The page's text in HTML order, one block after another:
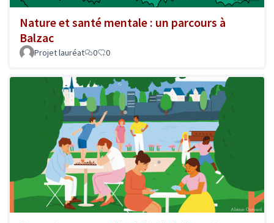
Nature et santé mentale : un parcours à
Balzac
Projet lauréat 0 0